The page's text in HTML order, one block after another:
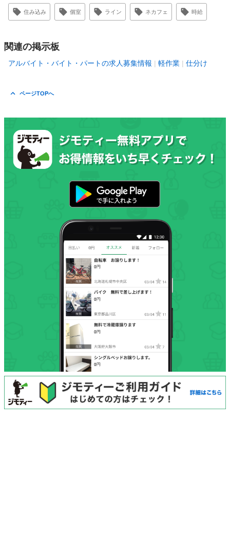
住み込み 個室 ライン ネカフェ 時給
関連の掲示板
アルバイト・バイト・パートの求人募集情報 軽作業 仕分け
ページTOPへ